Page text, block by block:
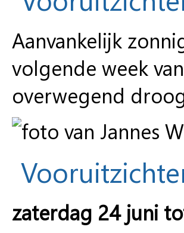
Aanvankelijk
volgende week
overwegend
zaterdag 24 juni